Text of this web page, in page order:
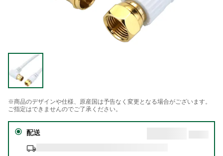
※商品のデザインや仕様、原産国は予告なく変更となる場合がございます。
ご指定はできませんのでご了承ください。
配送